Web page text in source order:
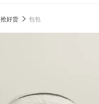
抢好货 包包